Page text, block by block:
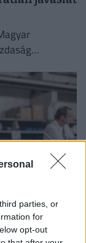
parties, or
for
opt-out
a hazai